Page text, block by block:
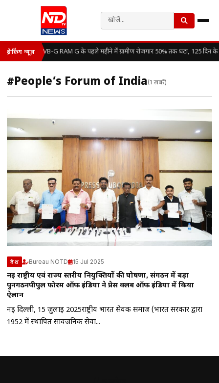
ब्रेकिंग न्यूज़ VB-G RAM G के पहले महीने में ग्रामीण रोजगार 50% तक घटा, 125 दिन
#People’s Forum of India (1 खबरें)
देश Bureau NOTD 15 Jul 2025
नई राष्ट्रीय एवं राज्य स्तरीय नियुक्तियों की घोषणा, संगठन में बड़ा
पुनर्गठनपीपुल फोरम ऑफ इंडिया ने प्रेस क्लब ऑफ इंडिया में किया
ऐलान
नई दिल्ली, 15 जुलाई 2025राष्ट्रीय भारत सेवक समाज (भारत सरकार द्वारा
1952 में स्थापित सार्वजनिक सेवा...